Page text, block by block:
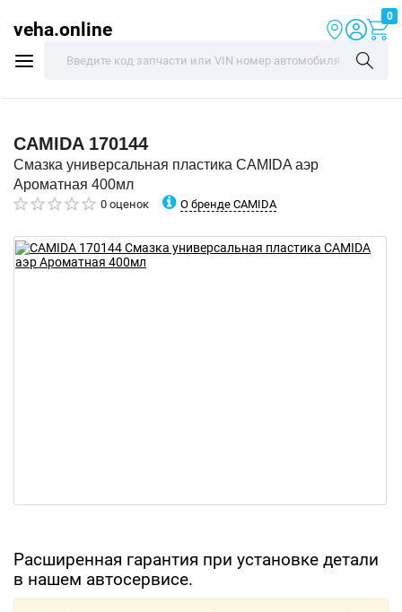
veha.online
0
CAMIDA 170144
Смазка универсальная пластика CAMIDA аэр
Ароматная 400мл
0 оценок О бренде CAMIDA
Расширенная гарантия при установке детали
в нашем автосервисе.